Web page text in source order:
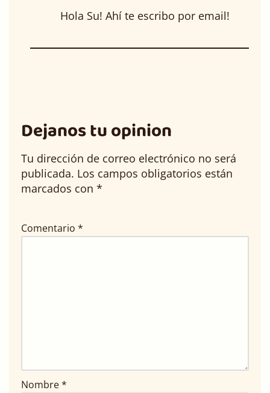
Hola Su! Ahí te escribo por email!
Dejanos tu opinion
Tu dirección de correo electrónico no será
publicada. Los campos obligatorios están
marcados con *
Comentario *
Nombre*